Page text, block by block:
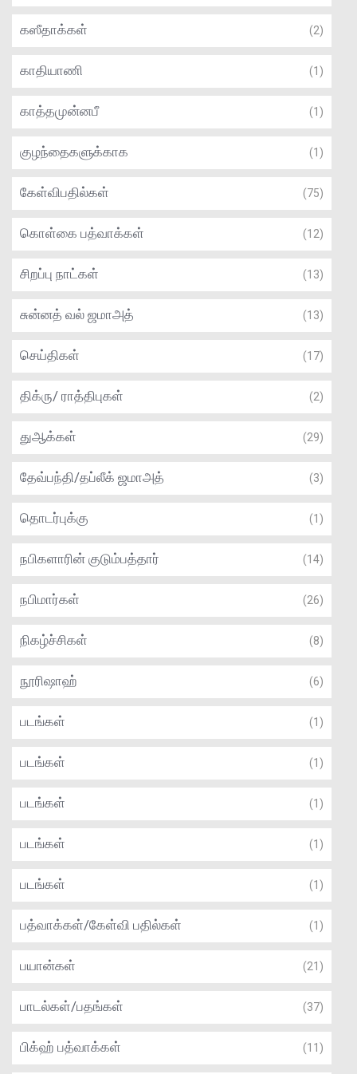
கஸீதாக்கள் (2)
காதியாணி (1)
காத்தமுன்னபீ (1)
குழந்தைகளுக்காக (1)
கேள்விபதில்கள் (75)
கொள்கை பத்வாக்கள் (12)
சிறப்பு நாட்கள் (13)
சுன்னத் வல் ஜமாஅத் (13)
செய்திகள் (17)
திக்ரு/ ராத்திபுகள் (2)
துஆக்கள் (29)
தேவ்பந்தி/தப்லீக் ஜமாஅத் (3)
தொடர்புக்கு (1)
நபிகளாரின் குடும்பத்தார் (14)
நபிமார்கள் (26)
நிகழ்ச்சிகள் (8)
நூரிஷாஹ் (6)
படங்கள் (1)
படங்கள் (1)
படங்கள் (1)
படங்கள் (1)
படங்கள் (1)
பத்வாக்கள்/கேள்வி பதில்கள் (1)
பயான்கள் (21)
பாடல்கள்/பதங்கள் (37)
பிக்ஹ் பத்வாக்கள் (11)